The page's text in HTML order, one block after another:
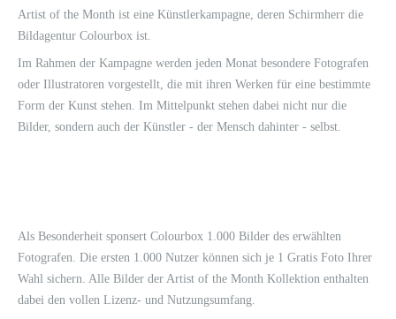
Artist of the Month ist eine Künstlerkampagne, deren Schirmherr die
Bildagentur Colourbox ist.
Im Rahmen der Kampagne werden jeden Monat besondere Fotografen
oder Illustratoren vorgestellt, die mit ihren Werken für eine bestimmte
Form der Kunst stehen. Im Mittelpunkt stehen dabei nicht nur die
Bilder, sondern auch der Künstler - der Mensch dahinter - selbst.
Als Besonderheit sponsert Colourbox 1.000 Bilder des erwählten
Fotografen. Die ersten 1.000 Nutzer können sich je 1 Gratis Foto Ihrer
Wahl sichern. Alle Bilder der Artist of the Month Kollektion enthalten
dabei den vollen Lizenz- und Nutzungsumfang.